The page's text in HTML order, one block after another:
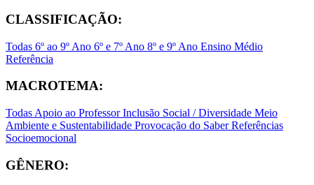
CLASSIFICAÇÃO:
Todas 6º ao 9º Ano 6º e 7º Ano 8º e 9º Ano Ensino Médio
Referência
MACROTEMA:
Todas Apoio ao ProfessorInclusão Social / Diversidade Meio
Ambiente e Sustentabilidade Provocação do SaberReferências
Socioemocional
GÊNERO: